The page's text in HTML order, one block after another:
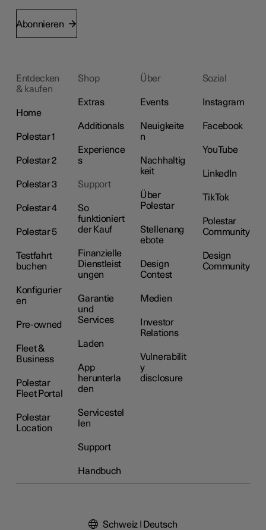
Abonnieren
Entdecken
& kaufen
Home
Polestar 1
Polestar 2
Polestar 3
Polestar 4
Polestar 5
Testfahrt
buchen
Konfigurier
en
Pre-owned
Fleet &
Business
Polestar
Fleet Portal
Polestar
Location
Shop
Extras
Additionals
Experience
s
Support
So
funktioniert
der Kauf
Finanzielle
Dienstleist
ungen
Garantie
und
Services
Laden
App
herunterla
den
Servicestel
len
Support
Handbuch
Über
Events
Neuigkeite
n
Nachhaltig
keit
Über
Polestar
Stellenang
ebote
Design
Contest
Medien
Investor
Relations
Vulnerabilit
y
disclosure
Sozial
Instagram
Facebook
YouTube
LinkedIn
TikTok
Polestar
Community
Design
Community
Schweiz | Deutsch